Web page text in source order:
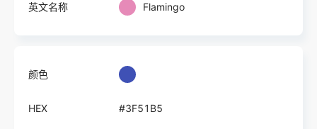
英文名称 Flamingo
颜色
HEX #3F51B5